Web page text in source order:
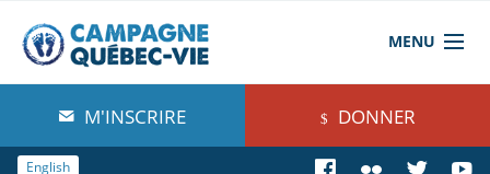
MENU
À propos de nous
Blog
M'INSCRIRE DONNER
English